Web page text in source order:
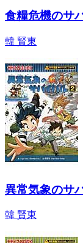
食糧危機のサ
韓 賢東
異常気象のサ
韓 賢東